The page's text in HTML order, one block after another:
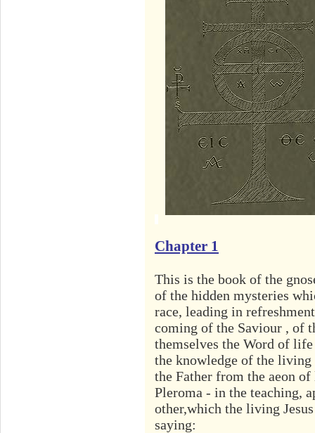
Chapter 1
This is the book of the
of the hidden mysteries
race, leading in
coming of the Saviour , of
themselves the Word of
the knowledge of the living
the Father from the aeon
Pleroma - in the teaching,
other,which the living
saying: